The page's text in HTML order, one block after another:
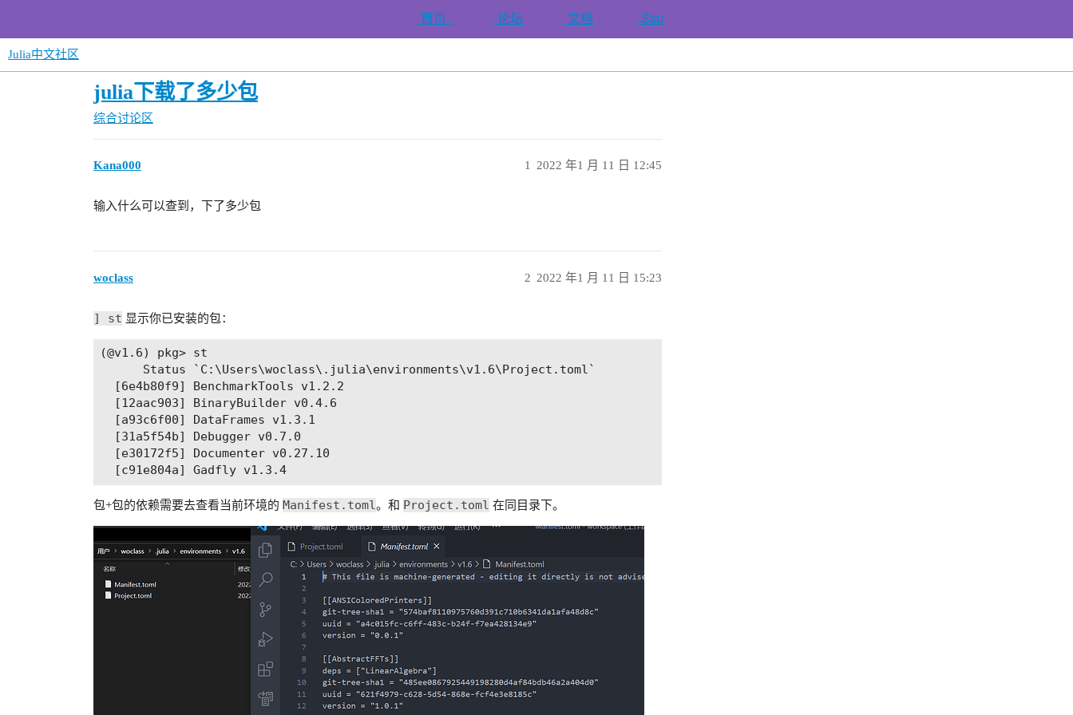
首页 论坛 文档 Star
Julia中文社区
julia下载了多少包
综合讨论区
Kana000 2022 年1 月 11 日 12:45
1
输入什么可以查到，下了多少包
woclass 2022 年1 月 11 日 15:23
2
] st 显示你已安装的包：
(@v1.6) pkg> st
      Status `C:\Users\woclass\.julia\environments\v1.6\Project.toml`
  [6e4b80f9] BenchmarkTools v1.2.2
  [12aac903] BinaryBuilder v0.4.6
  [a93c6f00] DataFrames v1.3.1
  [31a5f54b] Debugger v0.7.0
  [e30172f5] Documenter v0.27.10
  [c91e804a] Gadfly v1.3.4
包+包的依赖需要去查看当前环境的 Manifest.toml。和 Project.toml 在同目录下。